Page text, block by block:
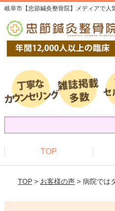
岐阜市【忠節鍼灸整骨院】メディアで人
TOP
TOP> お客様の声> 病院では